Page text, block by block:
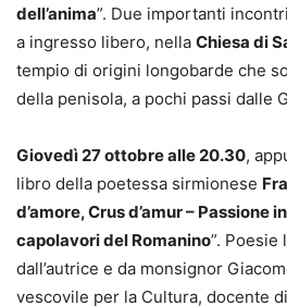
dell’anima”. Due importanti
a ingresso libero, nella Chiesa di
tempio di origini longobarde che
della penisola, a pochi passi dalle
Giovedì 27 ottobre alle 20.30,
libro della poetessa sirmionese
d’amore, Crus d’amur – Passione
capolavori del Romanino”. Poesie
dall’autrice e da monsignor
vescovile per la Cultura, docente